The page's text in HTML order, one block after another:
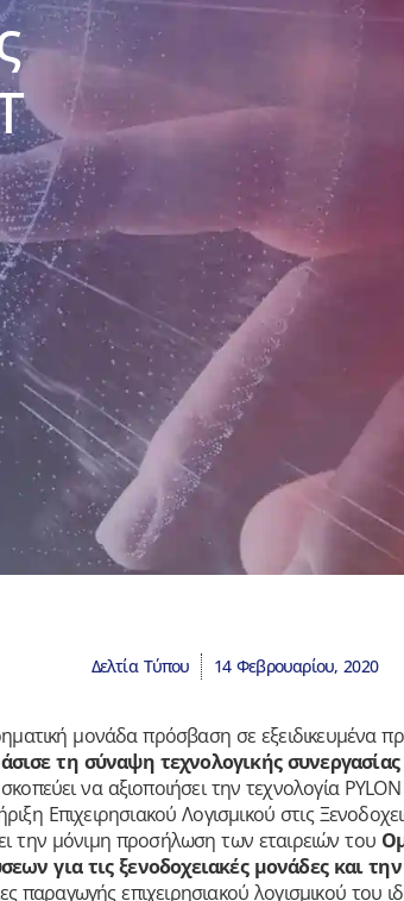
Δελτία Τύπου 14 Φεβρουαρίου, 2020
μονάδα πρόσβαση σε εξειδικευμένα
τη σύναψη τεχνολογικής συνεργασίας
να αξιοποιήσει την τεχνολογία
Επιχειρησιακού Λογισμικού στις
την μόνιμη προσήλωση των εταιρειών του
για τις ξενοδοχειακές μονάδες και
παραγωγής επιχειρησιακού λογισμικού του